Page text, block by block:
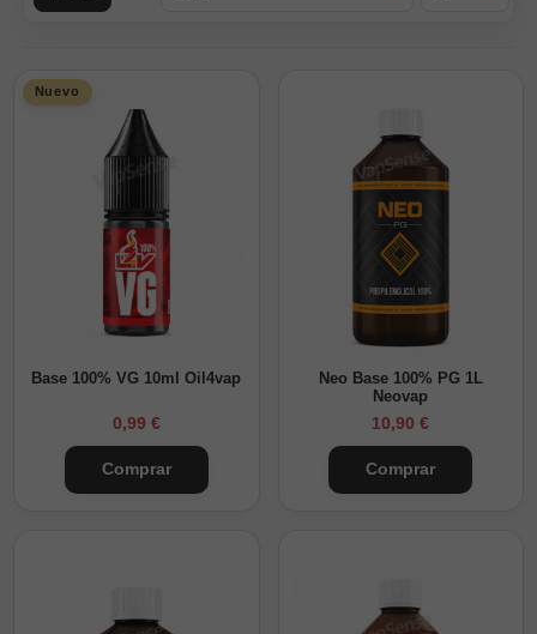
Nuevo
Base 100% VG 10ml Oil4vap
0,99 €
Comprar
Neo Base 100% PG 1L
Neovap
10,90 €
Comprar